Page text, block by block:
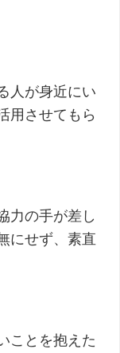
人が身近にい
用させてもら
力の手が差し
にせず、素直
ことを抱えた